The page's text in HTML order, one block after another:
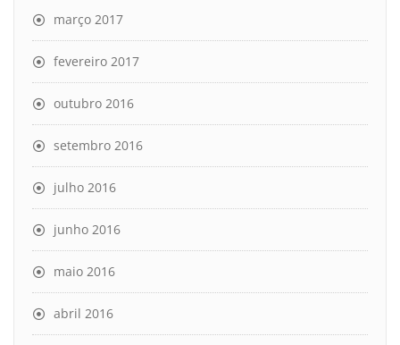
março 2017
fevereiro 2017
outubro 2016
setembro 2016
julho 2016
junho 2016
maio 2016
abril 2016